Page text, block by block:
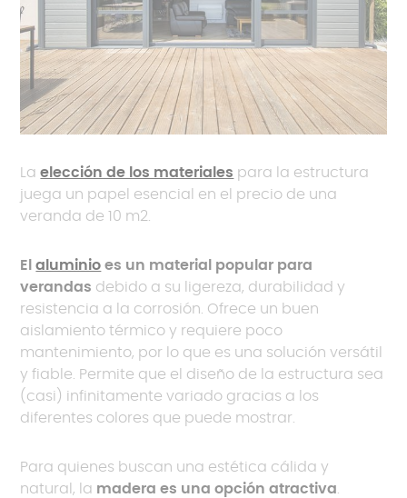
Laelección de los materiales para la estructura
juega un papel esencial en el precio de una
veranda de 10 m2.
Elaluminio es un material popular para
verandas debido a su ligereza, durabilidad y
resistencia a la corrosión. Ofrece un buen
aislamiento térmico y requiere poco
mantenimiento, por lo que es una solución versátil
y fiable. Permite que el diseño de la estructura sea
(casi) infinitamente variado gracias a los
diferentes colores que puede mostrar.
Para quienes buscan una estética cálida y
natural, la madera es una opción atractiva.